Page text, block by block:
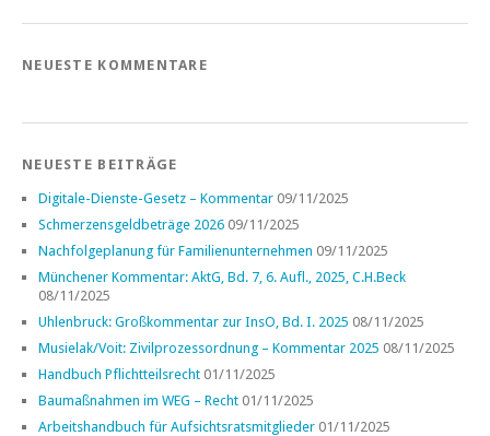
NEUESTE KOMMENTARE
NEUESTE BEITRÄGE
Digitale-Dienste-Gesetz – Kommentar 09/11/2025
Schmerzensgeldbeträge 2026 09/11/2025
Nachfolgeplanung für Familienunternehmen 09/11/2025
Münchener Kommentar: AktG, Bd. 7, 6. Aufl., 2025, C.H.Beck
08/11/2025
Uhlenbruck: Großkommentar zur InsO, Bd. I. 2025 08/11/2025
Musielak/Voit: Zivilprozessordnung – Kommentar 2025 08/11/2025
Handbuch Pflichtteilsrecht 01/11/2025
Baumaßnahmen im WEG – Recht 01/11/2025
Arbeitshandbuch für Aufsichtsratsmitglieder 01/11/2025